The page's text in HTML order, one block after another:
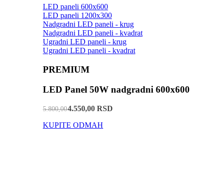
LED paneli 600x600
LED paneli 1200x300
Nadgradni LED paneli - krug
Nadgradni LED paneli - kvadrat
Ugradni LED paneli - krug
Ugradni LED paneli - kvadrat
PREMIUM
LED Panel 50W nadgradni 600x600
5.800,004.550,00 RSD
KUPITE ODMAH